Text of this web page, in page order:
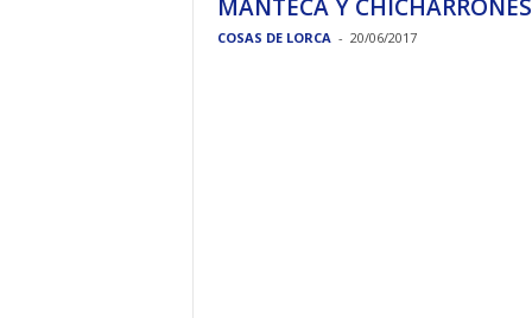
MANTECA Y
COSAS DE LORCA - 20/06/2017